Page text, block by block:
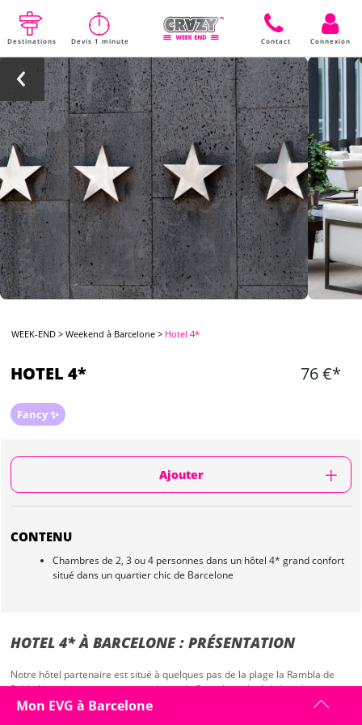
Destinations Devis 1 minute Contact Connexion
WEEK-END >Weekend à Barcelone > Hotel 4*
HOTEL 4* 76 €*
Fancy ✨
Ajouter
CONTENU
Chambres de 2, 3 ou 4 personnes dans un hôtel 4* grand confort
situé dans un quartier chic de Barcelone
HOTEL 4* À BARCELONE : PRÉSENTATION
Notre hôtel partenaire est situé à quelques pas de la plage la Rambla de
Poble Nou, dans un quartier moderne de Barcelone, à côté de métro
Lacuna. Il est moderne, à la décoration sobre et élégante, et très
Mon EVG à Barcelone